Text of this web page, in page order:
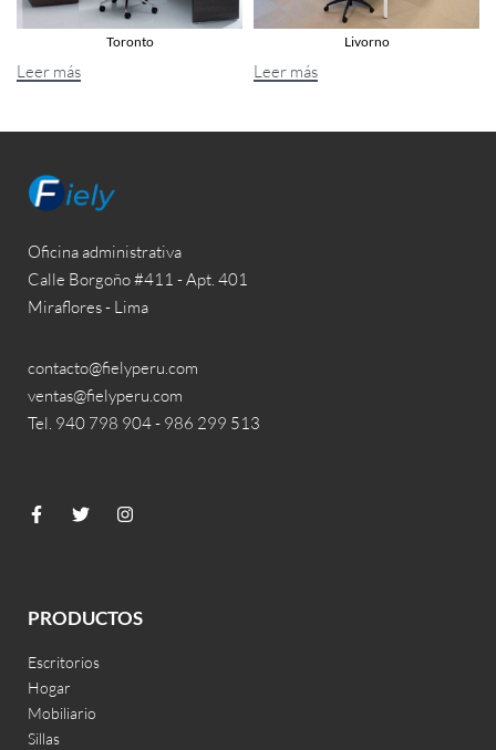
Toronto
Leer más
Livorno
Leer más
Oficina administrativa
Calle Borgoño #411 - Apt. 401
Miraflores - Lima
contacto@fielyperu.com
ventas@fielyperu.com
Tel. 940 798 904 - 986 299 513
PRODUCTOS
Escritorios
Hogar
Mobiliario
Sillas